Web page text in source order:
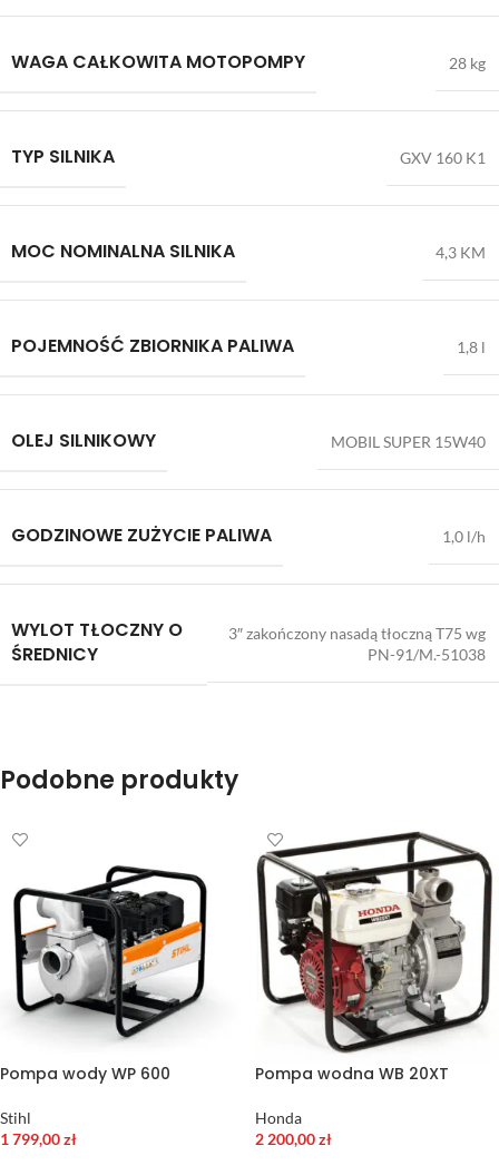
WAGA CAŁKOWITA MOTOPOMPY 28 kg
TYP SILNIKA GXV 160 K1
MOC NOMINALNA SILNIKA 4,3 KM
POJEMNOŚĆ ZBIORNIKA PALIWA 1,8 l
OLEJ SILNIKOWY MOBIL SUPER 15W40
GODZINOWE ZUŻYCIE PALIWA 1,0 l/h
WYLOT TŁOCZNY O
ŚREDNICY
3″ zakończony nasadą tłoczną T75 wg
PN-91/M.-51038
Podobne produkty
Pompa wody WP 600
Stihl
1 799,00zł
Pompa wodna WB 20XT
Honda
2 200,00zł